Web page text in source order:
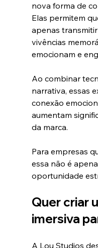
nova forma de
Elas permitem
apenas
vivências
emocionam e
Ao combinar
narrativa, essas
conexão
aumentam
da marca.
Para empresas
essa não é
oportunidade
Quer criar
imersiva
A Lou Studios